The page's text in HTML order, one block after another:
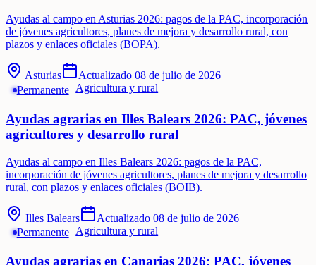
Ayudas al campo en Asturias 2026: pagos de la PAC, incorporación
de jóvenes agricultores, planes de mejora y desarrollo rural, con
plazos y enlaces oficiales (BOPA).
Asturias Actualizado 08 de julio de 2026
Permanente Agricultura y rural
Ayudas agrarias en Illes Balears 2026: PAC, jóvenes
agricultores y desarrollo rural
Ayudas al campo en Illes Balears 2026: pagos de la PAC,
incorporación de jóvenes agricultores, planes de mejora y desarrollo
rural, con plazos y enlaces oficiales (BOIB).
Illes Balears Actualizado 08 de julio de 2026
Permanente
Agricultura y rural
Ayudas agrarias en Canarias 2026: PAC, jóvenes